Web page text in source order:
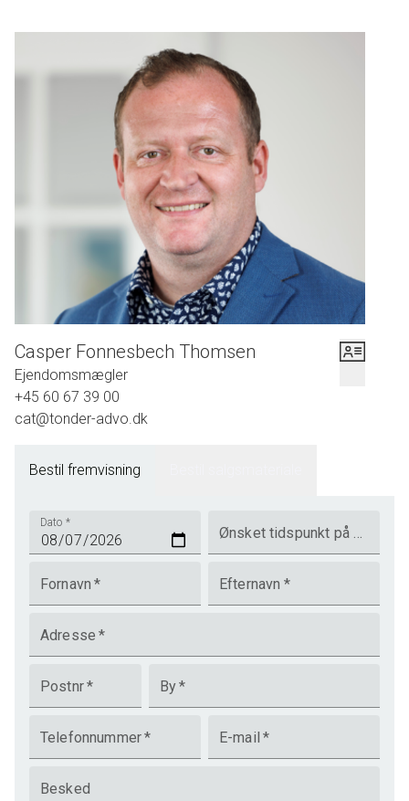
Casper Fonnesbech Thomsen
Ejendomsmægler
+45 60 67 39 00
cat@tonder-advo.dk
Bestil fremvisning
Dato *
Ønsket tidspunkt på dagen
Fornavn * Efternavn *
Adresse *
Postnr* By*
Telefonnummer* E-mail *
Besked